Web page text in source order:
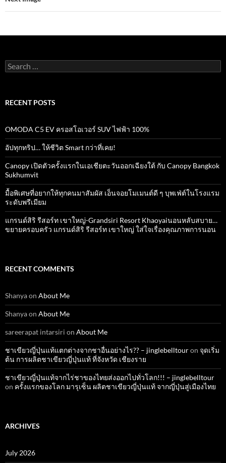
k
p
Search
for:
RECENT POSTS
OMODA C5 EV ครอสโอเวอร์ SUV ไฟฟ้า 100%
อัปทุกทริป… ให้ชีวิต Smart กว่าที่เคย!
Canopy เปิดตัวครั้งแรกในเอเชียตะวันออกเฉียงใต้ กับ Canopy Bangkok
Sukhumvit
มื้อพิเศษที่อยากให้ทุกคนมาสัมผัส เอ็นจอยโมเมนต์ดี ๆ บุพเฟ่ต์ในโรงแรม
ระดับพรีเมียม
แกรนด์สิริ​ รีสอร์ท​ เขาใหญ่​-Grandsiri​ Resort​ Khaoyaiนอนหลับสบาย…
ขยายครอบครัว แกรนด์สิริ รีสอร์ท เขาใหญ่ ใส่ใจเรื่องคุณภาพการนอน
RECENT COMMENTS
Shanyaon About Me
Shanyaon About Me
sareerapat intarsiri on About Me
ชาเขียวญี่ปุ่นแท้แตกต่างจากชาอื่นอย่างไร?? – jinglebelltouron จุดเริ่ม
ต้น การผลิตชาเขียวญี่ปุ่นแท้ ที่จังหวัด เชียงราย
ชาเขียวญี่ปุ่นแท้จากไร่ชาของไทยส่งออกไปทั่วโลก!!! – jinglebelltour
on ครั้งแรกของโลก มารุเซ็น ผลิตชาเขียวญี่ปุ่นแท้ จากญี่ปุ่นสู่เมืองไทย
ARCHIVES
July 2026